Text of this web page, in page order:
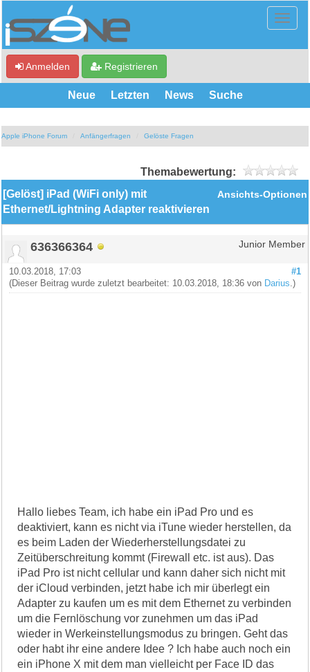
Anmelden Registrieren
Neue Letzten News Suche
Apple iPhone Forum Anfängerfragen Gelöste Fragen
Themabewertung:
Ansichts-Optionen
[Gelöst] iPad (WiFi only) mit
Ethernet/Lightning Adapter reaktivieren
636366364 Junior Member
#1
10.03.2018, 17:03
(Dieser Beitrag wurde zuletzt bearbeitet: 10.03.2018, 18:36 von Darius .)
Hallo liebes Team, ich habe ein iPad Pro und es
deaktiviert, kann es nicht via iTune wieder herstellen, da
es beim Laden der Wiederherstellungsdatei zu
Zeitüberschreitung kommt (Firewall etc. ist aus). Das
iPad Pro ist nicht cellular und kann daher sich nicht mit
der iCloud verbinden, jetzt habe ich mir überlegt ein
Adapter zu kaufen um es mit dem Ethernet zu verbinden
um die Fernlöschung vor zunehmen um das iPad
wieder in Werkeinstellungsmodus zu bringen. Geht das
oder habt ihr eine andere Idee ? Ich habe auch noch ein
ein iPhone X mit dem man vielleicht per Face ID das